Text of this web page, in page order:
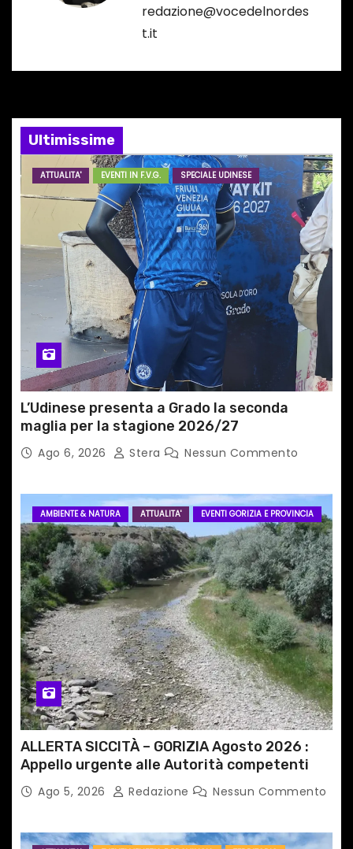
n
e
a
r
i
c
o
l
i
redazione@vocedelnordes
t.it
Ultimissime
ATTUALITA' EVENTI IN F.V.G. SPECIALE UDINESE
L’Udinese presenta a Grado la seconda
maglia per la stagione 2026/27
Ago 6, 2026 Stera Nessun Commento
AMBIENTE & NATURA ATTUALITA' EVENTI GORIZIA E PROVINCIA
ALLERTA SICCITÀ – GORIZIA Agosto 2026 :
Appello urgente alle Autorità competenti
Ago 5, 2026 Redazione Nessun Commento